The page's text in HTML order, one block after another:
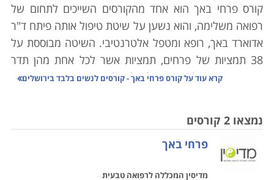
קורס פרחי באך הוא אחד מהקורסים השייכים לתחום של
רפואה משלימה, והוא נשען על שיטת טיפול אותה פיתח ד"ר
אדוארד באך, רופא ומטפל אלטרנטיבי. השיטה מבוססת על
38 תמציות של פרחים, תמציות אשר לכל אחת מהן תדר
אנרגטי שונה, ולכן היא יכולה לטפל בבעיה אנרגטית שונה,
את השימוש בתרופות פסיכיאטריות שונות.
תמציות פרחים מופקות מניצנים, מפרחים, משיחים ומעצים
קרא עוד עלקורס פרחי באך - קורסים לנשים בלבד בירושלים
נמצאו 2 קורסים
פרחי באך
מדיסין המכללה לרפואה טבעית